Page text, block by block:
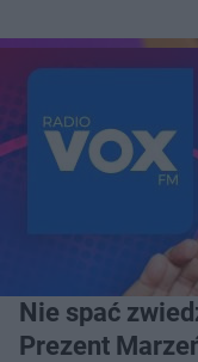
Nie spać
Prezent